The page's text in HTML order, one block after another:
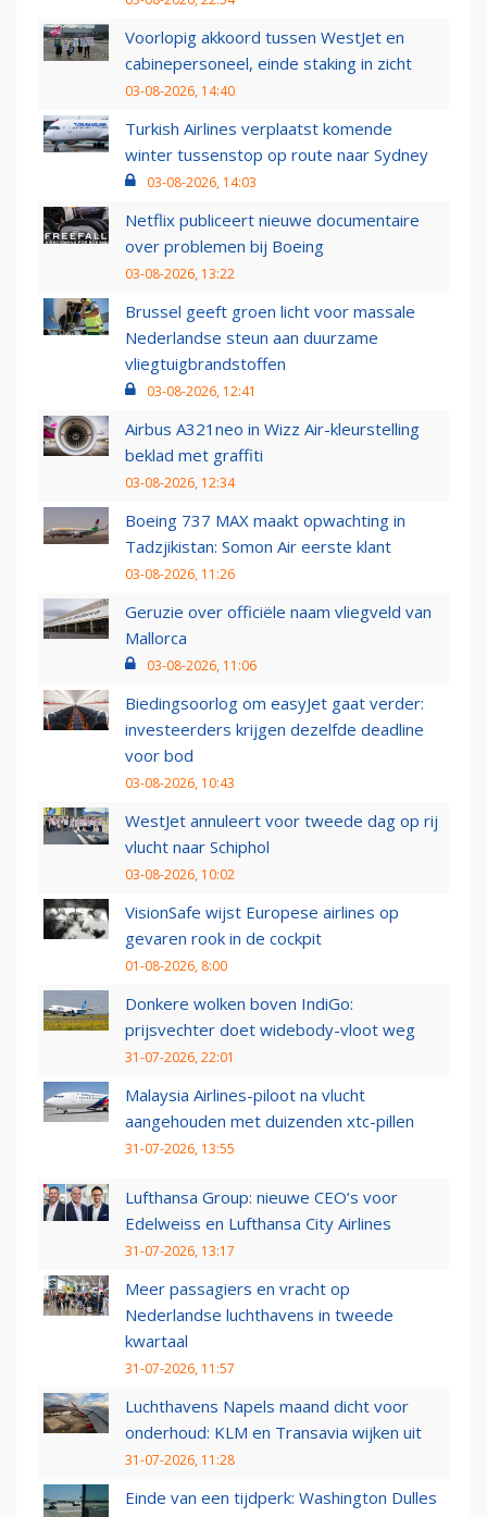
Voorlopig akkoord tussen WestJet en
cabinepersoneel, einde staking in zicht
03-08-2026, 14:40
Turkish Airlines verplaatst komende
winter tussenstop op route naar Sydney
03-08-2026, 14:03
Netflix publiceert nieuwe documentaire
over problemen bij Boeing
03-08-2026, 13:22
Brussel geeft groen licht voor massale
Nederlandse steun aan duurzame
vliegtuigbrandstoffen
03-08-2026, 12:41
Airbus A321neo in Wizz Air-kleurstelling
beklad met graffiti
03-08-2026, 12:34
Boeing 737 MAX maakt opwachting in
Tadzjikistan: Somon Air eerste klant
03-08-2026, 11:26
Geruzie over officiële naam vliegveld van
Mallorca
03-08-2026, 11:06
Biedingsoorlog om easyJet gaat verder:
investeerders krijgen dezelfde deadline
voor bod
03-08-2026, 10:43
WestJet annuleert voor tweede dag op rij
vlucht naar Schiphol
03-08-2026, 10:02
VisionSafe wijst Europese airlines op
gevaren rook in de cockpit
01-08-2026, 8:00
Donkere wolken boven IndiGo:
prijsvechter doet widebody-vloot weg
31-07-2026, 22:01
Malaysia Airlines-piloot na vlucht
aangehouden met duizenden xtc-pillen
31-07-2026, 13:55
Lufthansa Group: nieuwe CEO’s voor
Edelweiss en Lufthansa City Airlines
31-07-2026, 13:17
Meer passagiers en vracht op
Nederlandse luchthavens in tweede
kwartaal
31-07-2026, 11:57
Luchthavens Napels maand dicht voor
onderhoud: KLM en Transavia wijken uit
31-07-2026, 11:28
Einde van een tijdperk: Washington Dulles